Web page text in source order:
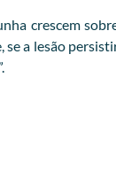
crescem
a lesão